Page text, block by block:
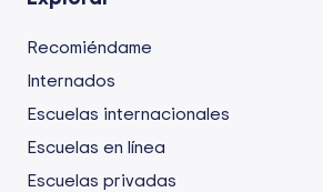
Recomiéndame
Internados
Escuelas internacionales
Escuelas en línea
Escuelas privadas